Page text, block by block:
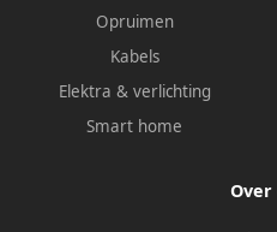
Opruimen
Kabels
Elektra & verlichting
Smart home
Over